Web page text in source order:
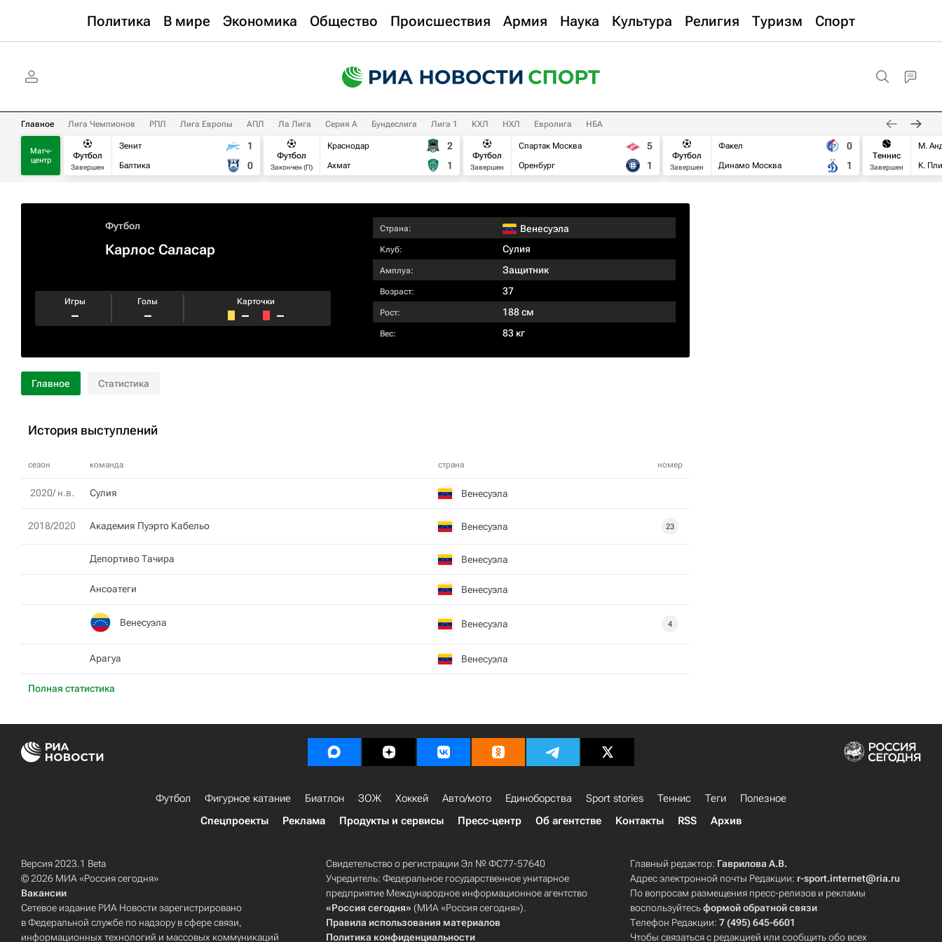
Политика В мире Экономика Общество Происшествия Армия Наука Культура Религия Туризм Спорт
Главное Лига Чемпионов РПЛ Лига Европы АПЛ Ла Лига Серия А Бундеслига Лига 1 КХЛ НХЛ Евролига НБА
Матч-
центр
Футбол
Завершен
Зенит
Балтика
1
0
Футбол
Закончен (П)
Краснодар
Ахмат
2
1
Футбол
Завершен
Спартак Москва
Оренбург
5
1
Футбол
Завершен
Факел
Динамо Москва
0
1
Теннис
Завершен
М.
К.
Футбол
Карлос Саласар
Игры
–
Голы
–
Карточки
– –
Страна: Венесуэла
Клуб: Сулия
Амплуа: Защитник
Возраст: 37
Рост: 188 см
Вес: 83 кг
Главное Статистика
История выступлений
сезон команда страна номер
Полная статистика
2020/ н.в. Сулия Венесуэла
2018/2020 Академия Пуэрто Кабельо Венесуэла 23
Депортиво Тачира Венесуэла
Ансоатеги Венесуэла
Венесуэла Венесуэла 4
Арагуа Венесуэла
Футбол Фигурное катание Биатлон ЗОЖ Хоккей Авто/мото Единоборства Sport stories Теннис Теги
Полезное
Спецпроекты
Реклама Продукты и сервисы Пресс-центр Об агентстве Контакты RSS Архив
Версия 2023.1 Beta
© 2026 МИА «Россия сегодня»
Вакансии
Сетевое издание РИА Новости зарегистрировано
в Федеральной службе по надзору в сфере связи,
информационных технологий и массовых коммуникаций
Свидетельство о регистрации Эл № ФС77-57640
Учредитель: Федеральное государственное унитарное
предприятие Международное информационное агентство
«Россия сегодня» (МИА «Россия сегодня»).
Правила использования материалов
Политика конфиденциальности
Главный редактор: Гаврилова А.В.
Адрес электронной почты Редакции: r-sport.internet@ria.ru
По вопросам размещения пресс-релизов и рекламы
воспользуйтесьформой обратной связи
Телефон Редакции:7 (495) 645-6601
Чтобы связаться с редакцией или сообщить обо всех